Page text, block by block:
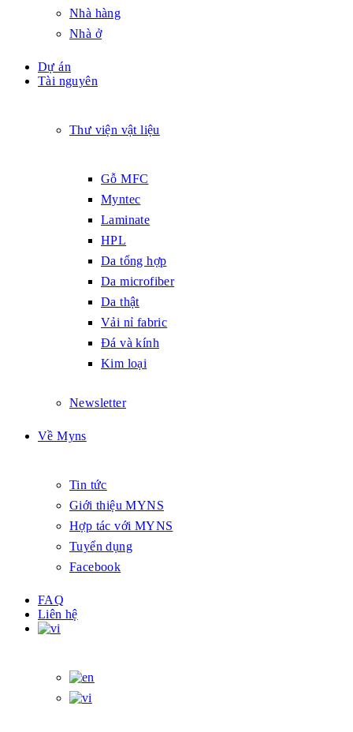
Nhà hàng
Nhà ở
Dự án
Tài nguyên
Thư viện vật liệu
Gỗ MFC
Myntec
Laminate
HPL
Da tổng hợp
Da microfiber
Da thật
Vải nỉ fabric
Đá và kính
Kim loại
Newsletter
Về Myns
Tin tức
Giới thiệu MYNS
Hợp tác với MYNS
Tuyển dụng
Facebook
FAQ
Liên hệ